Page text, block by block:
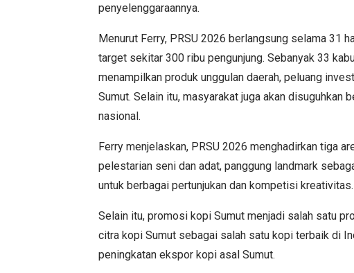
penyelenggaraannya.
Menurut Ferry, PRSU 2026 berlangsung selama 31
target sekitar 300 ribu pengunjung. Sebanyak 33
menampilkan produk unggulan daerah, peluang
Sumut. Selain itu, masyarakat juga akan disuguhkan
nasional.
Ferry menjelaskan, PRSU 2026 menghadirkan tiga
pelestarian seni dan adat, panggung landmark
untuk berbagai pertunjukan dan kompetisi kreativitas.
Selain itu, promosi kopi Sumut menjadi salah satu
citra kopi Sumut sebagai salah satu kopi terbaik di
peningkatan ekspor kopi asal Sumut.